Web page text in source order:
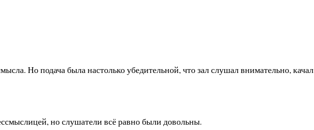
Но подача была настолько убедительной, что зал слушал внимательно, качал
но слушатели всё равно были довольны.